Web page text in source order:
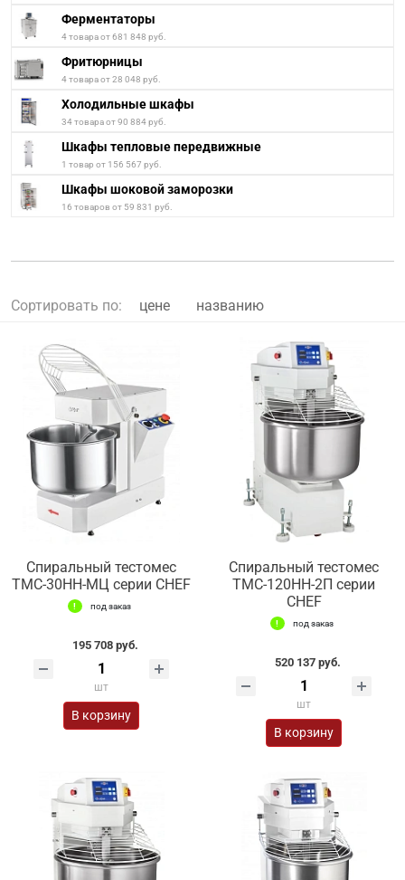
Ферментаторы
4 товара от 681 848 руб.
Фритюрницы
4 товара от 28 048 руб.
Холодильные шкафы
34 товара от 90 884 руб.
Шкафы тепловые передвижные
1 товар от 156 567 руб.
Шкафы шоковой заморозки
16 товаров от 59 831 руб.
Сортировать по: цене названию
Спиральный тестомес
ТМС-30НН-МЦ серии CHEF
под заказ
195 708 руб.
шт
В корзину
Спиральный тестомес
ТМС-120НН-2П серии
CHEF
под заказ
520 137 руб.
шт
В корзину